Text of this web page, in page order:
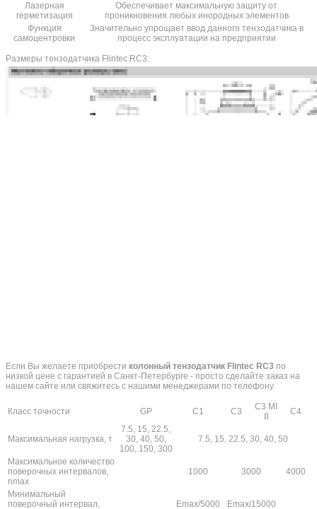
Лазерная
герметизация
Обеспечивает максимальную защиту от
проникновения любых инородных элементов
Функция
самоцентровки
Значительно упрощает ввод данного тензодатчика в
процесс эксплуатации на предприятии
Размеры тензодатчика Flintec RC3:
Если Вы желаете приобрести колонный тензодатчик Flintec RC3 по
низкой цене с гарантией в Санкт-Петербурге - просто сделайте заказ на
нашем сайте или свяжитесь с нашими менеджерами по телефону.
Класс точности GP C1 С3
C3 MI
8
C4
Максимальная нагрузка, т
7.5, 15, 22.5,
30, 40, 50,
100, 150, 300
7.5, 15, 22.5, 30, 40, 50
Максимальное количество
поверочных интервалов,
nmax
1000 3000 4000
Минимальный
поверочный интервал,
Emax/5000 Emax/15000